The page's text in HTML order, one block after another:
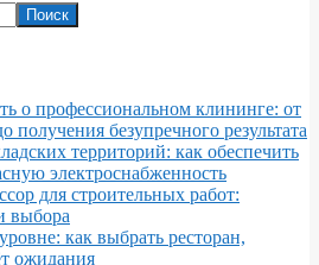
о профессиональном клининге: от
получения безупречного результата
территорий: как обеспечить
электроснабженность
для строительных работ:
выбора
как выбрать ресторан,
ожидания